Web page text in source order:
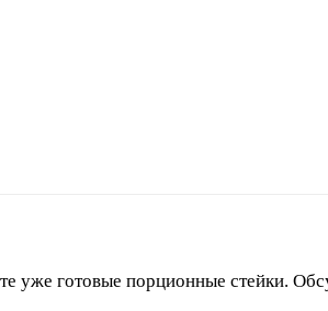
уже готовые порционные стейки.